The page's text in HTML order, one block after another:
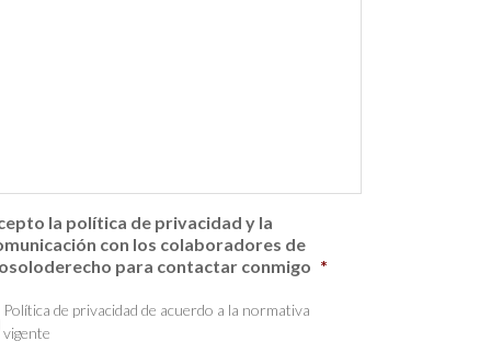
la política de privacidad y la
con los colaboradores de
para contactar conmigo *
Política de privacidad de acuerdo a la normativa
vigente